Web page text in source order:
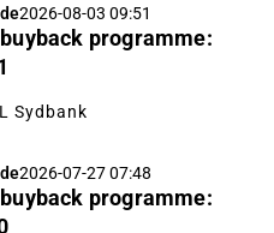
2026-08-03 09:51
programme:
Sydbank
2026-07-27 07:48
programme: